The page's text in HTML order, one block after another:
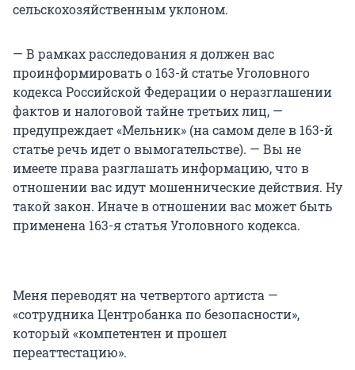
сельскохозяйственным уклоном.
— В рамках расследования я должен вас
проинформировать о 163-й статье Уголовного
кодекса Российской Федерации о неразглашении
фактов и налоговой тайне третьих лиц, —
предупреждает «Мельник» (на самом деле в 163-й
статье речь идет о вымогательстве). — Вы не
имеете права разглашать информацию, что в
отношении вас идут мошеннические действия. Ну
такой закон. Иначе в отношении вас может быть
применена 163-я статья Уголовного кодекса.
Меня переводят на четвертого артиста —
«сотрудника Центробанка по безопасности»,
который «компетентен и прошел
переаттестацию».